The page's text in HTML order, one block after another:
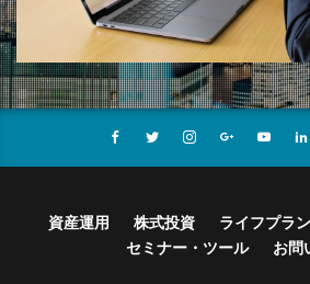
資産運用 株式投資 ライフプラン
セミナー・ツール
お問